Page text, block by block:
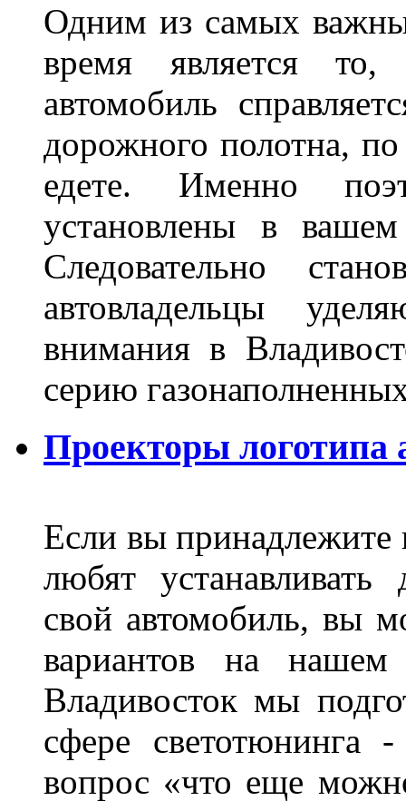
Одним из самых
время является то,
автомобиль
дорожного полотна,
едете. Именно
установлены в
Следовательно
автовладельцы
внимания в
серию
Проекторы логотипа
Если вы принадлежите
любят устанавливать
свой автомобиль, вы
вариантов на
Владивосток мы
сфере светотюнинга
вопрос «что еще